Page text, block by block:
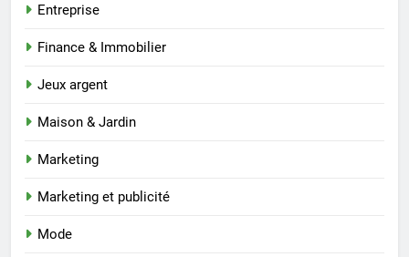
Entreprise
Finance & Immobilier
Jeux argent
Maison & Jardin
Marketing
Marketing et publicité
Mode